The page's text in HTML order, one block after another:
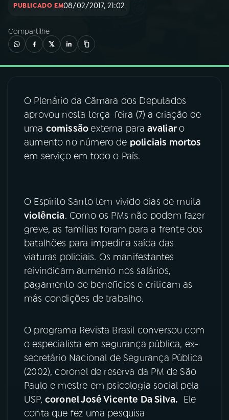
03PROGRAMAÇÃO
05PODCASTS
06 VIDEOCASTS
08FESTIVAL DE MÚSICA
ACOMPANHE A RÁDIO NACIONAL
YouTube Facebook
Instagram X
TikTok
PUBLICADO EM08/02/2017, 21:02
Compartilhe
O Plenário da Câmara dos Deputados
aprovou nesta terça-feira (7) a criação de
uma comissãoexterna para avaliaro
aumento no número de policiais mortos
em serviço em todo o País.
O Espírito Santo tem vivido dias de muita
violência. Como os PMs não podem fazer
greve, as famílias foram para a frente dos
batalhões para impedir a saída das
viaturas policiais. Os manifestantes
reivindicam aumento nos salários,
pagamento de benefícios e criticam as
más condições de trabalho.
O programa Revista Brasil conversou com
o especialista em segurança pública, ex-
secretário Nacional de Segurança Pública
(2002), coronel de reserva da PM de São
Paulo e mestre em psicologia social pela
USP, coronel José Vicente Da Silva. Ele
conta que fez uma pesquisa